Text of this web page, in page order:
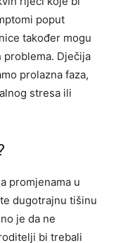
poput
također mogu
problema. Dječija
prolazna faza,
stresa ili
promjenama u
dugotrajnu tišinu
je da ne
bi trebali